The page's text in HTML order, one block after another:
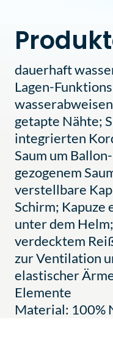
dauerhaft
Lagen-
getapte Nähte;
integrierten
Saum um
gezogenem
verstellbare
Schirm; Kapuze
unter dem
verdecktem
zur Ventilation
elastischer
Elemente
Material: 100%